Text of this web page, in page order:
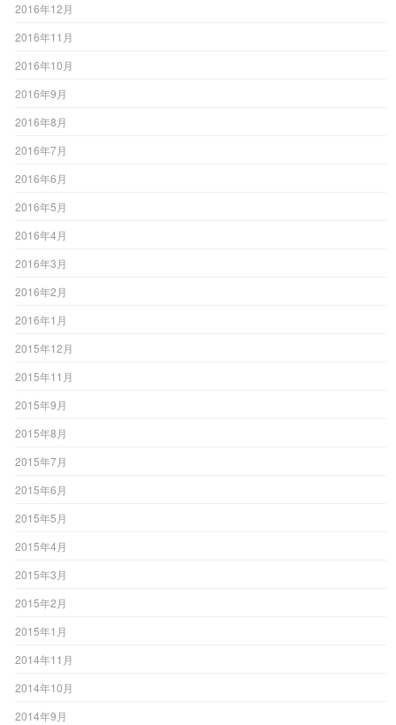
2016年12月
2016年11月
2016年10月
2016年9月
2016年8月
2016年7月
2016年6月
2016年5月
2016年4月
2016年3月
2016年2月
2016年1月
2015年12月
2015年11月
2015年9月
2015年8月
2015年7月
2015年6月
2015年5月
2015年4月
2015年3月
2015年2月
2015年1月
2014年11月
2014年10月
2014年9月